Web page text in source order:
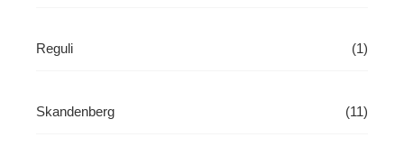
Reguli (1)
Skandenberg (11)